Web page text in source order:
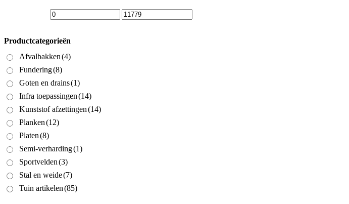
Productcategorieën
Afvalbakken(4)
Fundering(8)
Goten en drains(1)
Infra toepassingen(14)
Kunststof afzettingen(14)
Planken(12)
Platen(8)
Semi-verharding(1)
Sportvelden(3)
Stal en weide(7)
Tuin artikelen(85)